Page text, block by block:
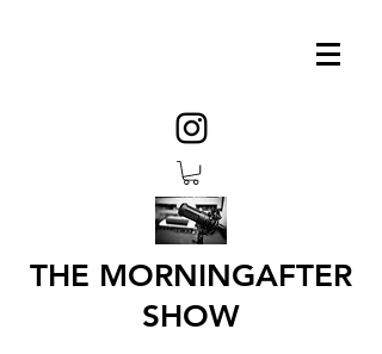
THE MORNINGAFTER
SHOW